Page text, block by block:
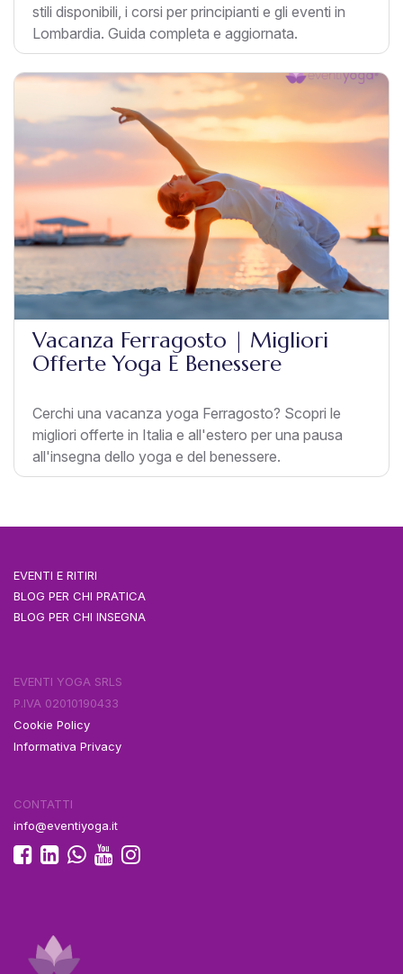
stili disponibili, i corsi per principianti e gli eventi in
Lombardia. Guida completa e aggiornata.
Vacanza Ferragosto | Migliori
Offerte Yoga E Benessere
Cerchi una vacanza yoga Ferragosto? Scopri le
migliori offerte in Italia e all'estero per una pausa
all'insegna dello yoga e del benessere.
EVENTI E RITIRI
BLOG PER CHI PRATICA
BLOG PER CHI INSEGNA
EVENTI YOGA SRLS
P.IVA 02010190433
Cookie Policy
Informativa Privacy
CONTATTI
info@eventiyoga.it